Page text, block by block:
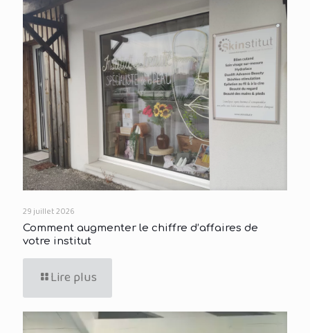
29 juillet 2026
Comment augmenter le chiffre d’affaires de
votre institut
Lire plus